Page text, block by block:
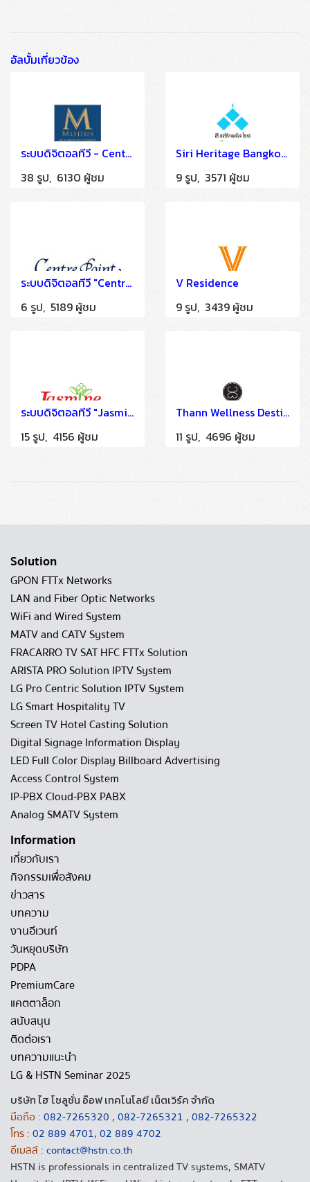
อัลบั้มเกี่ยวข้อง
ระบบดิจิตอลทีวี - Centara Grand Modus Resort Pattaya
38 รูป, 6130 ผู้ชม
Siri Heritage Bangkok hotel
9 รูป, 3571 ผู้ชม
ระบบดิจิตอลทีวี "Centre Point Hotel Silom" ติดตั้งโดย HSTN
6 รูป, 5189 ผู้ชม
V Residence
9 รูป, 3439 ผู้ชม
ระบบดิจิตอลทีวี "Jasmine Grande Residence" ติดตั้งโดย HSTN
15 รูป, 4156 ผู้ชม
Thann Wellness Destination Bangsai Ayutthaya
11 รูป, 4696 ผู้ชม
Solution
GPON FTTx Networks
LAN and Fiber Optic Networks
WiFi and Wired System
MATV and CATV System
FRACARRO TV SAT HFC FTTx Solution
ARISTA PRO Solution IPTV System
LG Pro Centric Solution IPTV System
LG Smart Hospitality TV
Screen TV Hotel Casting Solution
Digital Signage Information Display
LED Full Color Display Billboard Advertising
Access Control System
IP-PBX Cloud-PBX PABX
Analog SMATV System
Information
เกี่ยวกับเรา
กิจกรรมเพื่อสังคม
ข่าวสาร
บทความ
งานอีเวนท์
วันหยุดบริษัท
PDPA
PremiumCare
แคตตาล็อก
สนับสนุน
ติดต่อเรา
บทความแนะนำ
LG & HSTN Seminar 2025
บริษัท ไฮ โซลูชั่น อ๊อฟ เทคโนโลยี เน็ตเวิร์ค จำกัด
มือถือ : 082-7265320 , 082-7265321 , 082-7265322
โทร : 02 889 4701, 02 889 4702
อีเมลล์ : contact@hstn.co.th
HSTN is professionals in centralized TV systems, SMATV